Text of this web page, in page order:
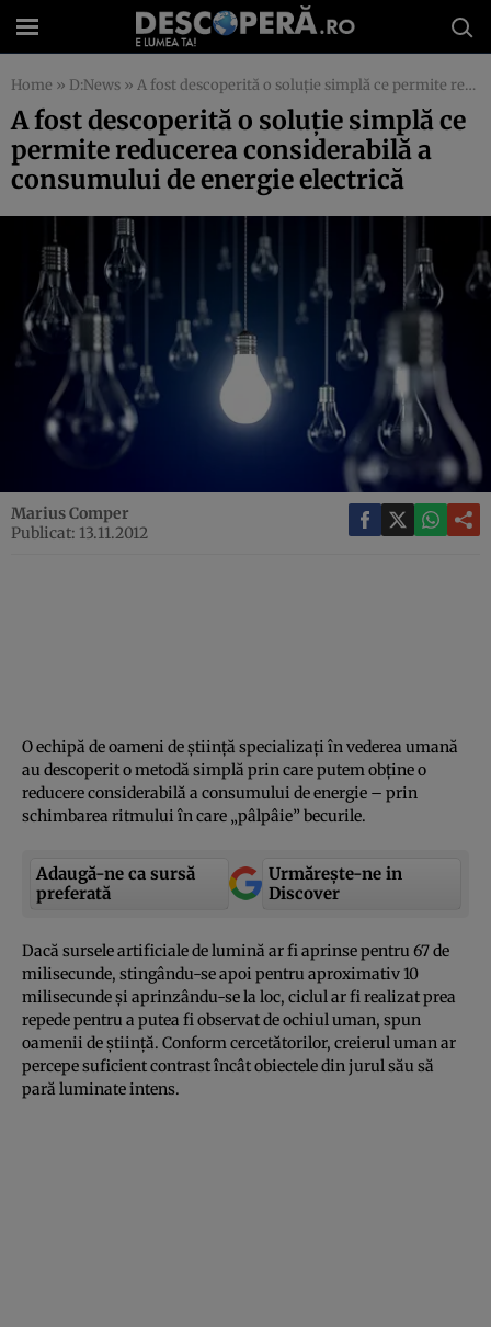
Home » D:News » A fost descoperită o soluţie simplă ce permite reducerea considerabilă a consumului de energie electrică
A fost descoperită o soluţie simplă ce
permite reducerea considerabilă a
consumului de energie electrică
Marius Comper
Publicat: 13.11.2012
O echipă de oameni de ştiinţă specializaţi în vederea umană
au descoperit o metodă simplă prin care putem obţine o
reducere considerabilă a consumului de energie – prin
schimbarea ritmului în care „pâlpâie” becurile.
Adaugă-ne ca sursă
preferată
Urmărește-ne in
Discover
Dacă sursele artificiale de lumină ar fi aprinse pentru 67 de
milisecunde, stingându-se apoi pentru aproximativ 10
milisecunde şi aprinzându-se la loc, ciclul ar fi realizat prea
repede pentru a putea fi observat de ochiul uman, spun
oamenii de ştiinţă. Conform cercetătorilor, creierul uman ar
percepe suficient contrast încât obiectele din jurul său să
pară luminate intens.